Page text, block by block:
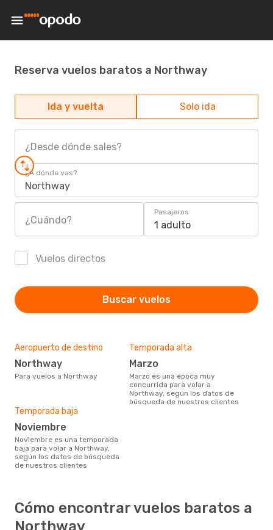
Reserva vuelos baratos a Northway
Ida y vuelta Solo ida
¿Desde dónde sales?
¿A dónde vas?
Northway
¿Cuándo?
Pasajeros
1 adulto
Vuelos directos
Buscar vuelos
Aeropuerto de destino
Northway
Para vuelos a Northway
Temporada alta
marzo
marzo es una época muy
concurrida para volar a
Northway, según los datos de
búsqueda de nuestros clientes
Temporada baja
noviembre
noviembre es una temporada
baja para volar a Northway,
según los datos de búsqueda
de nuestros clientes
Cómo encontrar vuelos baratos a
Northway